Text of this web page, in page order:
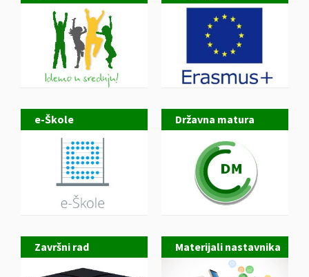
e-Škole Državna matura
Završni rad Materijali nastavnika